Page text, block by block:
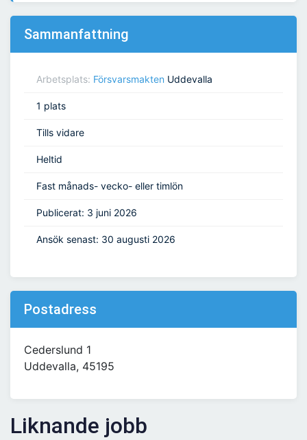
Sammanfattning
Arbetsplats: Försvarsmakten Uddevalla
1 plats
Tills vidare
Heltid
Fast månads- vecko- eller timlön
Publicerat: 3 juni 2026
Ansök senast: 30 augusti 2026
Postadress
Cederslund 1
Uddevalla, 45195
Liknande jobb